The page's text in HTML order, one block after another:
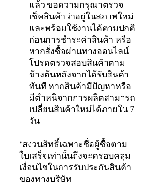
แล้ว ขอความกรุณาตรวจ
เช็คสินค้าว่าอยู่ในสภาพใหม่
และพร้อมใช้งานได้ตามปกติ
ก่อนการชำระค่าสินค้า หรือ
หากสั่งซื้อผ่านทางออนไลน์
โปรดตรวจสอบสินค้าตาม
ข้างต้นหลังจากได้รับสินค้า
ทันที หากสินค้ามีปัญหาหรือ
มีตำหนิจากการผลิตสามารถ
เปลี่ยนสินค้าใหม่ได้ภายใน 7
วัน
*สงวนสิทธิ์เฉพาะชื่อผู้ซื้อตาม
ใบเสร็จเท่านั้นถึงจะครอบคลุม
เงื่อนไขในการรับประกันสินค้า
ของทางบริษัท